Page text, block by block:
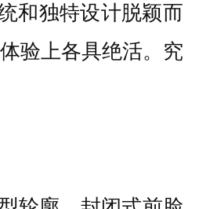
和独特设计脱颖而
验上各具绝活。究